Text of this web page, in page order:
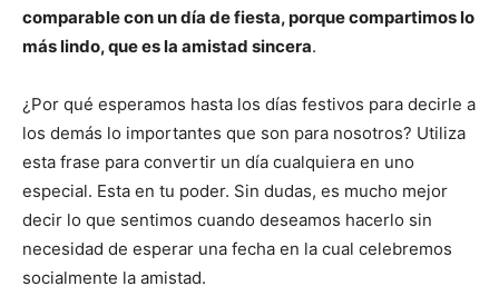
comparable con un día de fiesta, porque compartimos lo
más lindo, que es la amistad sincera.
¿Por qué esperamos hasta los días festivos para decirle a
los demás lo importantes que son para nosotros? Utiliza
esta frase para convertir un día cualquiera en uno
especial. Esta en tu poder. Sin dudas, es mucho mejor
decir lo que sentimos cuando deseamos hacerlo sin
necesidad de esperar una fecha en la cual celebremos
socialmente la amistad.